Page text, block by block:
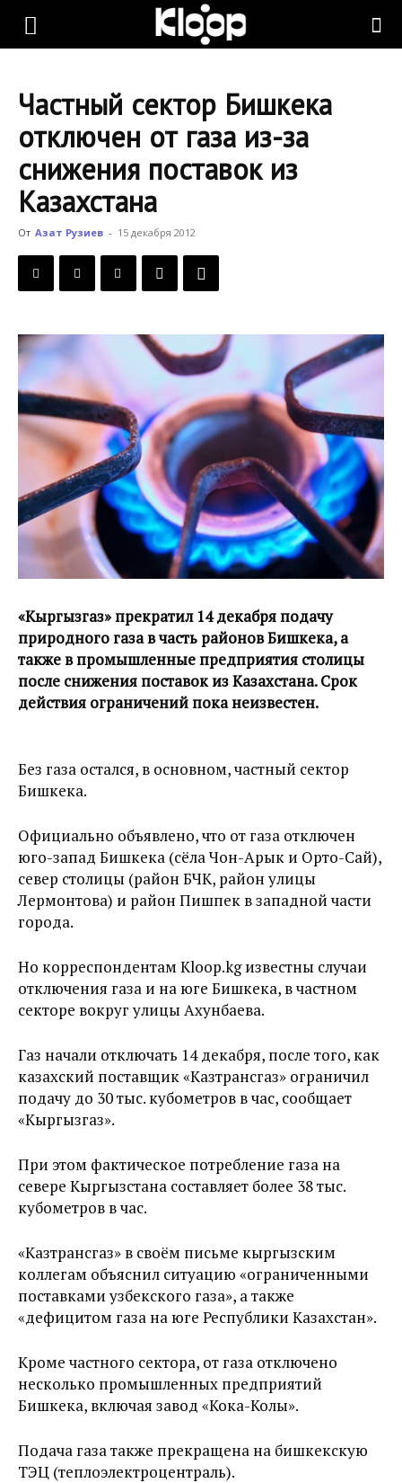
KLOOP.KG
Новости
Кыргызстана
Частный сектор Бишкека
отключен от газа из-за
снижения поставок из
Казахстана
От Азат Рузиев - 15 декабря 2012
«Кыргызгаз» прекратил 14 декабря подачу
природного газа в часть районов Бишкека, а
также в промышленные предприятия столицы
после снижения поставок из Казахстана. Срок
действия ограничений пока неизвестен.
Без газа остался, в основном, частный сектор
Бишкека.
Официально объявлено, что от газа отключен
юго-запад Бишкека (сёла Чон-Арык и Орто-Сай),
север столицы (район БЧК, район улицы
Лермонтова) и район Пишпек в западной части
города.
Но корреспондентам Kloop.kg известны случаи
отключения газа и на юге Бишкека, в частном
секторе вокруг улицы Ахунбаева.
Газ начали отключать 14 декабря, после того, как
казахский поставщик «Казтрансгаз» ограничил
подачу до 30 тыс. кубометров в час, сообщает
«Кыргызгаз».
При этом фактическое потребление газа на
севере Кыргызстана составляет более 38 тыс.
кубометров в час.
«Казтрансгаз» в своём письме кыргызским
коллегам объяснил ситуацию «ограниченными
поставками узбекского газа», а также
«дефицитом газа на юге Республики Казахстан».
Кроме частного сектора, от газа отключено
несколько промышленных предприятий
Бишкека, включая завод «Кока-Колы».
Подача газа также прекращена на бишкекскую
ТЭЦ (теплоэлектроцентраль).